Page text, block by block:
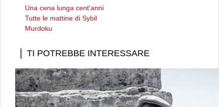
Una cena lunga cent'anni
Tutte le mattine di Sybil
Murdoku
TI POTREBBE INTERESSARE